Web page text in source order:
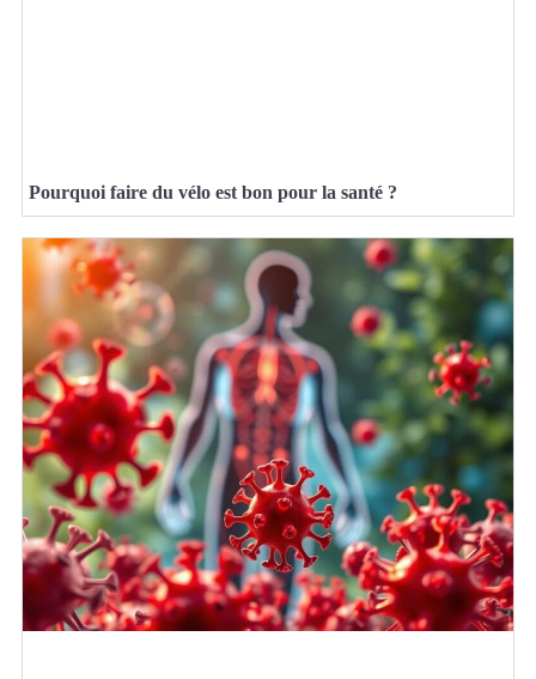
Pourquoi faire du vélo est bon pour la santé ?